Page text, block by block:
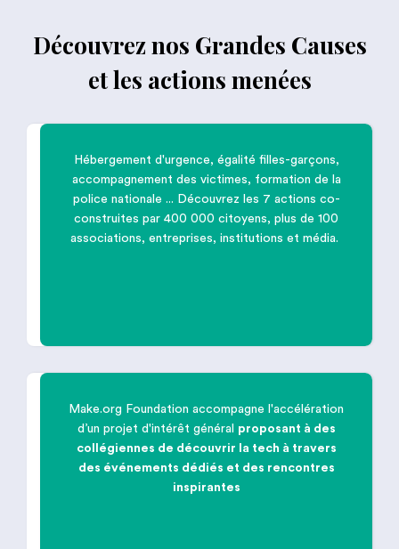
Découvrez nos Grandes Causes
et les actions menées

Lutter contre les violences faites aux
Hébergement d'urgence, égalité filles-garçons,
accompagnement des victimes, formation de la
police nationale ... Découvrez les 7 actions co-
construites par 400 000 citoyens, plus de 100
associations, entreprises, institutions et média.

The Good Hack :Breaking Women into
Make.org Foundation accompagne l'accélération
d’un projet d'intérêt général
proposant à des
collégiennes de découvrir la tech à travers
des événements dédiés et des rencontres
inspirantes